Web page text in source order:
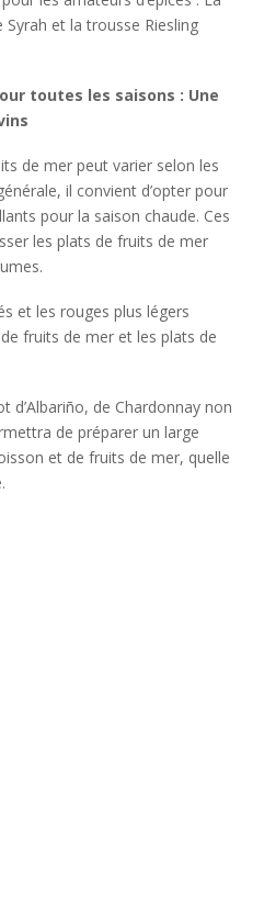
et la trousse Riesling
toutes les saisons : Une
de mer peut varier selon les
il convient d’opter pour
pour la saison chaude. Ces
les plats de fruits de mer
et les rouges plus légers
fruits de mer et les plats de
d’Albariño, de Chardonnay non
de préparer un large
et de fruits de mer, quelle